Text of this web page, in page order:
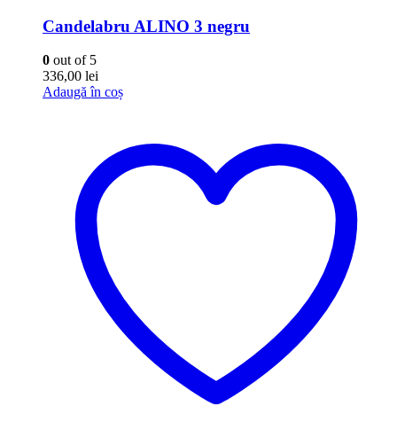
Candelabru ALINO 3 negru
0 out of 5
336,00 lei
Adaugă în coș